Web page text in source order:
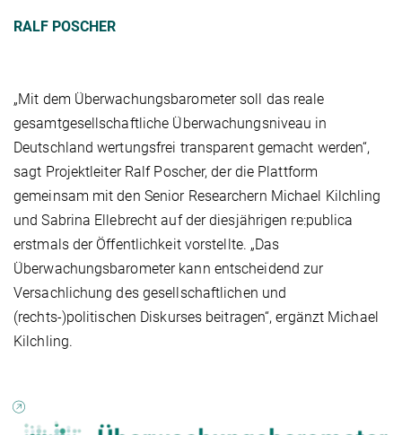
RALF POSCHER
„Mit dem Überwachungsbarometer soll das reale
gesamtgesellschaftliche Überwachungsniveau in
Deutschland wertungsfrei transparent gemacht werden“,
sagt Projektleiter Ralf Poscher, der die Plattform
gemeinsam mit den Senior Researchern Michael Kilchling
und Sabrina Ellebrecht auf der diesjährigen re:publica
erstmals der Öffentlichkeit vorstellte. „Das
Überwachungsbarometer kann entscheidend zur
Versachlichung des gesellschaftlichen und
(rechts-)politischen Diskurses beitragen“, ergänzt Michael
Kilchling.